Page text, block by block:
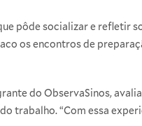
pôde socializar e
os encontros de
do ObservaSinos,
trabalho. “Com essa